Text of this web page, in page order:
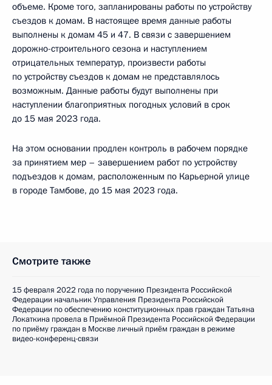
объеме. Кроме того, запланированы работы по устройству
съездов к домам. В настоящее время данные работы
выполнены к домам 45 и 47. В связи с завершением
дорожно-строительного сезона и наступлением
отрицательных температур, произвести работы
по устройству съездов к домам не представлялось
возможным. Данные работы будут выполнены при
наступлении благоприятных погодных условий в срок
до 15 мая 2023 года.
На этом основании продлен контроль в рабочем порядке
за принятием мер – завершением работ по устройству
подъездов к домам, расположенным по Карьерной улице
в городе Тамбове, до 15 мая 2023 года.
Смотрите также
15 февраля 2022 года по поручению Президента Российской
Федерации начальник Управления Президента Российской
Федерации по обеспечению конституционных прав граждан Татьяна
Локаткина провела в Приёмной Президента Российской Федерации
по приёму граждан в Москве личный приём граждан в режиме
видео-конференц-связи